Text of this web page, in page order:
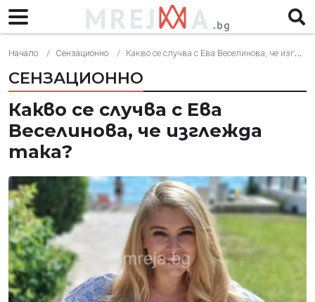
Начало Сензационно Какво се случва с Ева Веселинова, че изглежда така?
СЕНЗАЦИОННО
Какво се случва с Ева
Веселинова, че изглежда
така?